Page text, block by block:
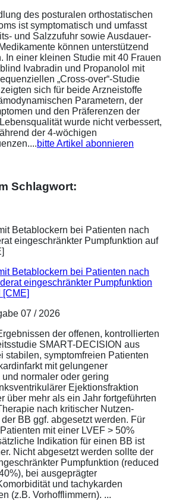
des posturalen orthostatischen
ist symptomatisch und umfasst
und Salzzufuhr sowie Ausdauer-
können unterstützend
In einer kleinen Studie mit 40 Frauen
Ivabradin und Propanolol mit
„Cross-over“-Studie
sich für beide Arzneistoffe
Parametern, der
und den Präferenzen der
wurde nicht verbessert,
der 4-wöchigen
bitte Artikel abonnieren
Schlagwort:
Betablockern bei Patienten nach
eingeschränkter Pumpfunktion
[CME]
07 / 2026
der offenen, kontrollierten
SMART-DECISION aus
stabilen, symptomfreien Patienten
mit gelungener
normaler oder gering
Ejektionsfraktion
über mehr als ein Jahr fortgeführten
nach kritischer Nutzen-
BB ggf. abgesetzt werden. Für
mit einer LVEF > 50%
Indikation für einen BB ist
Nicht abgesetzt werden sollte der
Pumpfunktion (reduced
bei ausgeprägter
und tachykarden
(z.B. Vorhofflimmern). ...